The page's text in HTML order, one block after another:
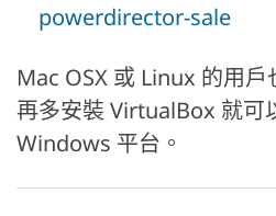
powerdirector-sale
Mac OSX 或 Linux 的用戶
再多安裝 VirtualBox 就可
Windows 平台。